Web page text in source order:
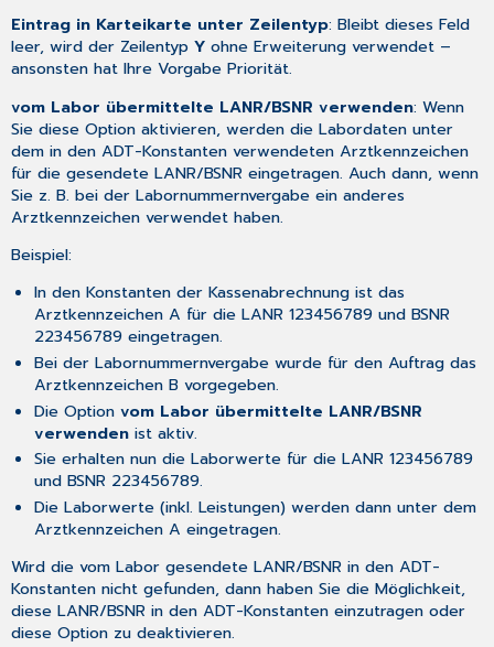
Eintrag in Karteikarte unter Zeilentyp: Bleibt dieses Feld
leer, wird der ZeilentypY ohne Erweiterung verwendet –
ansonsten hat Ihre Vorgabe Priorität.
vom Labor übermittelte LANR/BSNR verwenden: Wenn
Sie diese Option aktivieren, werden die Labordaten unter
dem in denADT-Konstanten verwendeten Arztkennzeichen
für die gesendete LANR/BSNR eingetragen. Auch dann, wenn
Sie z. B. bei derLabornummernvergabe ein anderes
Arztkennzeichen verwendet haben.
Beispiel:
In den Konstanten der Kassenabrechnung ist das
Arztkennzeichen A für die LANR 123456789 und BSNR
223456789 eingetragen.
Bei der Labornummernvergabe wurde für den Auftrag das
Arztkennzeichen B vorgegeben.
Die Option vom Labor übermittelte LANR/BSNR
verwendenist aktiv.
Sie erhalten nun die Laborwerte für die LANR 123456789
und BSNR 223456789.
Die Laborwerte (inkl. Leistungen) werden dann unter dem
Arztkennzeichen A eingetragen.
Wird die vom Labor gesendete LANR/BSNR in den ADT-
Konstanten nicht gefunden, dann haben Sie die Möglichkeit,
diese LANR/BSNR in den ADT-Konstanten einzutragen oder
diese Option zu deaktivieren.